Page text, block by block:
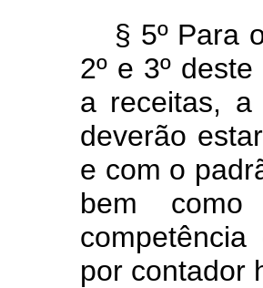
§ 5º Para
2º e 3º
a receitas,
deverão
e com o
bem
por contador